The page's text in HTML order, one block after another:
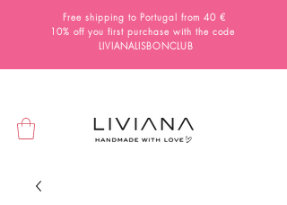
Free shipping to Portugal from 40 €
10% off you first purchase with the code
LIVIANALISBONCLUB